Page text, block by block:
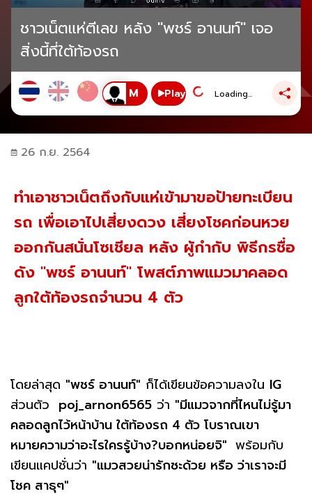
ชาวเน็ตแห่ตีเลข หลัง "พชร์ อานนท์" เจอ
สิ่งนี้ที่ใต้ท้องรถ
Play Loading...
26 ก.ย. 2564
ทำเอาชาวเน็ตถึงกับแห่เข้ามาขอป้ายทะเบียน
รถ เพื่อเอาไปเสี่ยงดวง เสี่ยงโชคก่อนหวย
ออกกันสนั่นโซเชียล หลัง ผู้กำกับ พิธีกรชื่อ
ดัง "พชร์ อานนท์" โพสต์ภาพแมวมาคลอด
ลูกใต้ท้องรถจำนวน 4 ตัว
โดยล่าสุด "พชร์ อานนท์" ก็ได้เขียนข้อความลงใน IG
ส่วนตัว poj_arnon6565 ว่า "มีแมวจากที่ไหนไม่รู้มา
คลอดลูกไว้หน้าบ้าน ใต้ท้องรถ 4 ตัว โบราณเขา
หมายความว่าอะไรใครรู้บ้าง?บอกหน่อยจิ" พร้อมกับ
เขียนแคปชั่นว่า "แมวสวยน่ารักซะด้วย หรือ ว่าเราจะมี
โชค สาธุๆ"